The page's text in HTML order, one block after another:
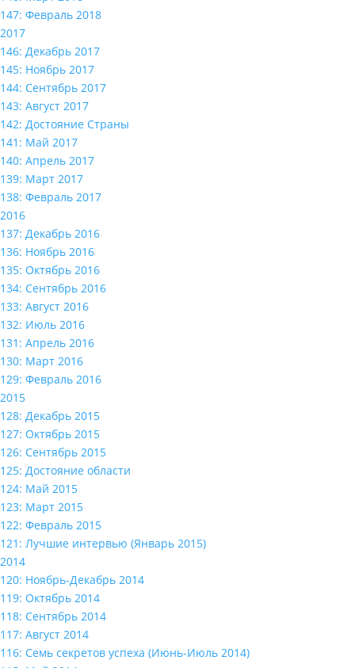
147: Февраль 2018
2017
146: Декабрь 2017
145: Ноябрь 2017
144: Сентябрь 2017
143: Август 2017
142: Достояние Страны
141: Май 2017
140: Апрель 2017
139: Март 2017
138: Февраль 2017
2016
137: Декабрь 2016
136: Ноябрь 2016
135: Октябрь 2016
134: Сентябрь 2016
133: Август 2016
132: Июль 2016
131: Апрель 2016
130: Март 2016
129: Февраль 2016
2015
128: Декабрь 2015
127: Октябрь 2015
126: Сентябрь 2015
125: Достояние области
124: Май 2015
123: Март 2015
122: Февраль 2015
121: Лучшие интервью (Январь 2015)
2014
120: Ноябрь-Декабрь 2014
119: Октябрь 2014
118: Сентябрь 2014
117: Август 2014
116: Семь секретов успеха (Июнь-Июль 2014)